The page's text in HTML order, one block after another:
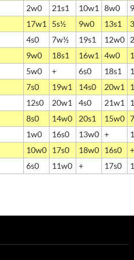
2w0 21s1 10w1 8w0
17w1 5s½ 9w0 13s1
4s0 7w½ 19s1 12w0
9w0 18s1 16w1 4w0
5w0 + 6s0 18s1
7s0 19w1 14s0 20w1
12s0 20w1 4s0 21w1
8s0 14w0 20s1 15w0
1w0 16s0 13w0 +
10w0 17s0 18w0 16s0
+
6s0 11w0 + 17s0